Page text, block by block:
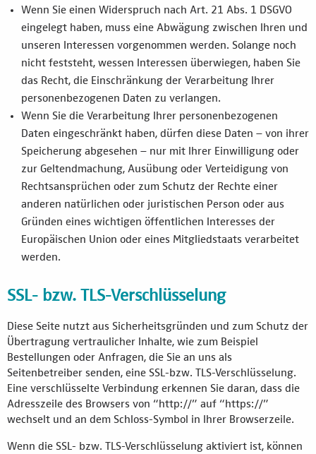
Wenn Sie einen Widerspruch nach Art. 21 Abs. 1 DSGVO
eingelegt haben, muss eine Abwägung zwischen Ihren und
unseren Interessen vorgenommen werden. Solange noch
nicht feststeht, wessen Interessen überwiegen, haben Sie
das Recht, die Einschränkung der Verarbeitung Ihrer
personenbezogenen Daten zu verlangen.
Wenn Sie die Verarbeitung Ihrer personenbezogenen
Daten eingeschränkt haben, dürfen diese Daten – von ihrer
Speicherung abgesehen – nur mit Ihrer Einwilligung oder
zur Geltendmachung, Ausübung oder Verteidigung von
Rechtsansprüchen oder zum Schutz der Rechte einer
anderen natürlichen oder juristischen Person oder aus
Gründen eines wichtigen öffentlichen Interesses der
Europäischen Union oder eines Mitgliedstaats verarbeitet
werden.
SSL- bzw. TLS-Verschlüsselung
Diese Seite nutzt aus Sicherheitsgründen und zum Schutz der
Übertragung vertraulicher Inhalte, wie zum Beispiel
Bestellungen oder Anfragen, die Sie an uns als
Seitenbetreiber senden, eine SSL-bzw. TLS-Verschlüsselung.
Eine verschlüsselte Verbindung erkennen Sie daran, dass die
Adresszeile des Browsers von “http://” auf “https://”
wechselt und an dem Schloss-Symbol in Ihrer Browserzeile.
Wenn die SSL- bzw. TLS-Verschlüsselung aktiviert ist, können